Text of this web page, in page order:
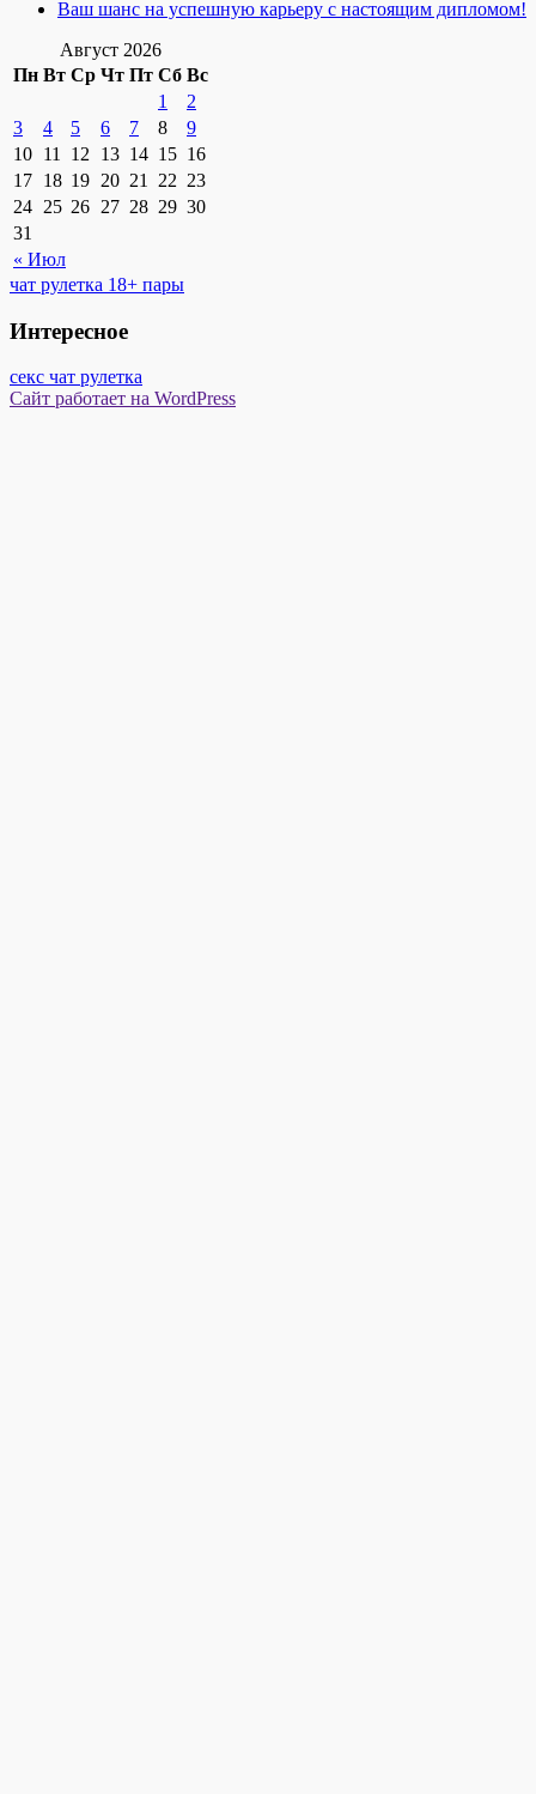
Ваш шанс на успешную карьеру с настоящим дипломом!
Август 2026
Пн Вт Ср Чт Пт Сб Вс
« Июл
1
2
3
4 5 6 7 8
9
10 11 12 13 14 15 16
17 18 19 20 21 22 23
24 25 26 27 28 29 30
31
чат рулетка 18+ пары
Интересное
секс чат рулетка
Сайт работает на WordPress